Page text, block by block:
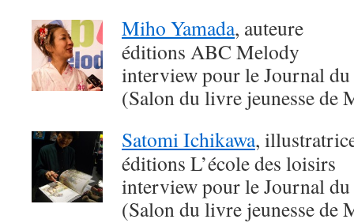
Miho Yamada, auteure
éditions ABC Melody
interview pour le Journal du
(Salon du livre jeunesse de
Satomi Ichikawa,
éditions L’école des loisirs
interview pour le Journal du
(Salon du livre jeunesse de